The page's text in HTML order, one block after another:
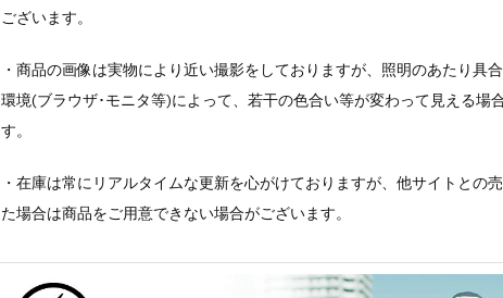
ございます。
・商品の画像は実物により近い撮影をしておりますが、照明のあたり具
環境(ブラウザ･モニタ等)によって、若干の色合い等が変わって見える場
す。
・在庫は常にリアルタイムな更新を心がけておりますが、他サイトとの
た場合は商品をご用意できない場合がございます。